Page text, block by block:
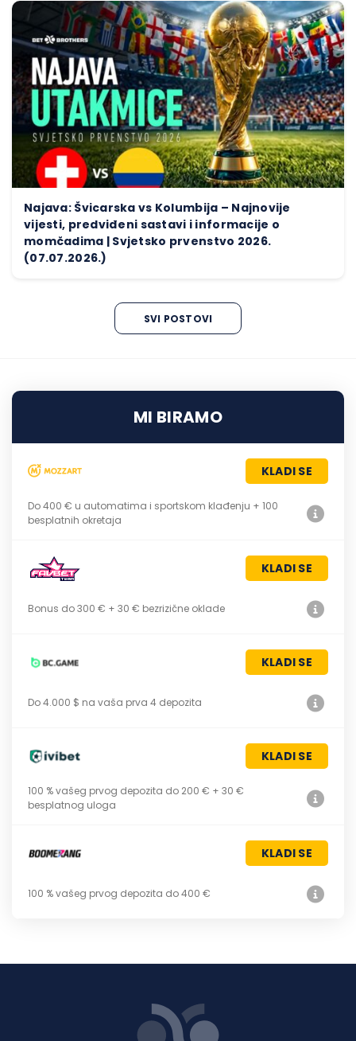
Najava: Švicarska vs Kolumbija – Najnovije
vijesti, predviđeni sastavi i informacije o
momčadima | Svjetsko prvenstvo 2026.
(07.07.2026.)
SVI POSTOVI
MI BIRAMO
KLADI SE
Do 400 € u automatima i sportskom klađenju + 100
besplatnih okretaja
KLADI SE
Bonus do 300 € + 30 € bezrizične oklade
KLADI SE
Do 4.000 $ na vaša prva 4 depozita
KLADI SE
100 % vašeg prvog depozita do 200 € + 30 €
besplatnog uloga
KLADI SE
100 % vašeg prvog depozita do 400 €